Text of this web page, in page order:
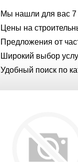
Мы нашли для вас 7
Цены на
Предложения от
Широкий выбор
Удобный поиск по